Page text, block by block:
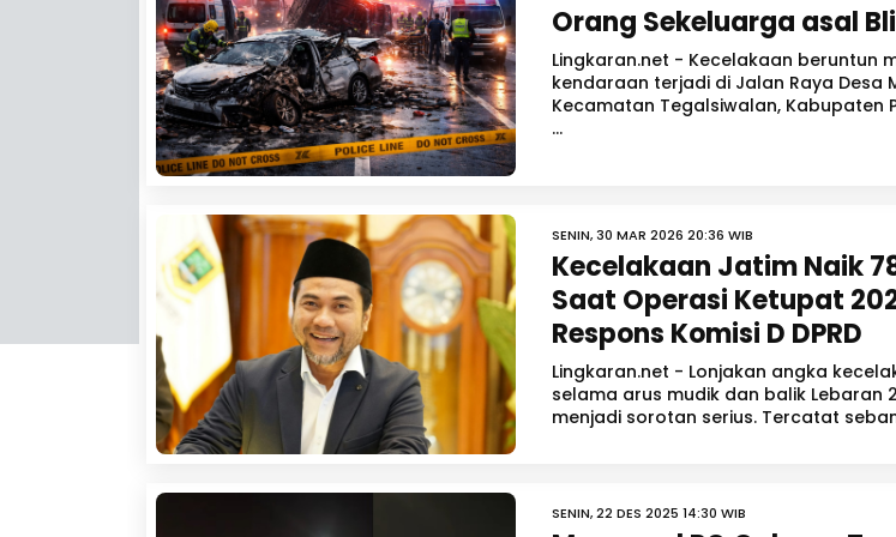
Orang Sekeluarga asal
Lingkaran.net - Kecelakaan beruntun
kendaraan terjadi di Jalan Raya Desa
Kecamatan Tegalsiwalan, Kabupaten
...
SENIN, 30 MAR 2026 20:36 WIB
Kecelakaan Jatim Naik
Saat Operasi Ketupat
Respons Komisi D DPRD
Lingkaran.net - Lonjakan angka
selama arus mudik dan balik Lebaran
menjadi sorotan serius. Tercatat
SENIN, 22 DES 2025 14:30 WIB